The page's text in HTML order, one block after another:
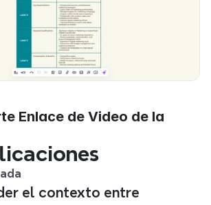
Enlace de Video de la
el contexto entre